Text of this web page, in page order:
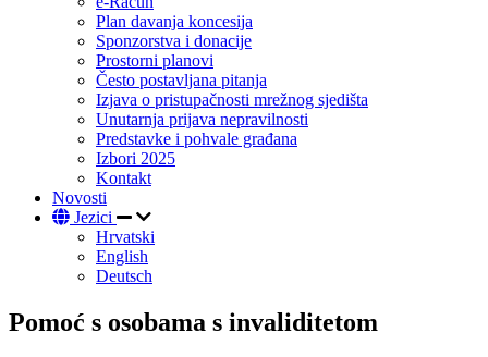
Plan davanja koncesija
Sponzorstva i donacije
Prostorni planovi
Često postavljana pitanja
Izjava o pristupačnosti mrežnog sjedišta
Unutarnja prijava nepravilnosti
Predstavke i pohvale građana
Izbori 2025
Kontakt
Novosti
Jezici
Hrvatski
English
Deutsch
Pomoć s osobama s invaliditetom